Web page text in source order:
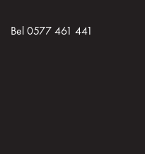
Bel 0577 461 441